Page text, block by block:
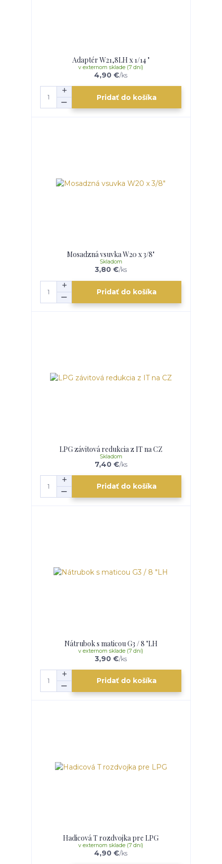
Adaptér W21,8LH x 1/14 "
4,90 €/ks
v externom sklade (7 dní)
Pridať do košíka
Mosadzná vsuvka W20 x 3/8"
3,80 €/ks
Skladom
Pridať do košíka
LPG závitová redukcia z IT na CZ
7,40 €/ks
Skladom
Pridať do košíka
Nátrubok s maticou G3 / 8 "LH
3,90 €/ks
v externom sklade (7 dní)
Pridať do košíka
Hadicová T rozdvojka pre LPG
4,90 €/ks
v externom sklade (7 dní)